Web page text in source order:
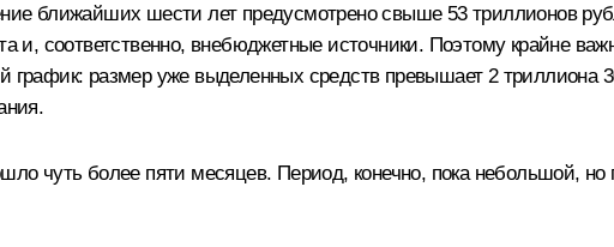
ближайших шести лет предусмотрено свыше 53 триллионов
и, соответственно, внебюджетные источники. Поэтому крайне
график: размер уже выделенных средств превышает 2 триллиона
чуть более пяти месяцев. Период, конечно, пока небольшой, но